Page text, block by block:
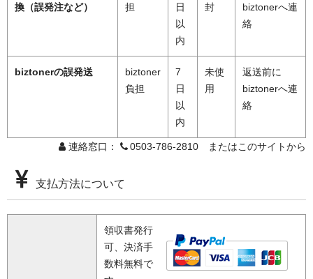
換（誤発注など）
担
日
以
内
封
biztonerへ連
絡
biztonerの誤発送
biztoner
負担
7
日
以
内
未使
用
返送前に
biztonerへ連
絡
連絡窓口： 0503-786-2810 またはこのサイトから
支払方法について
領収書発行
可、決済手
数料無料で